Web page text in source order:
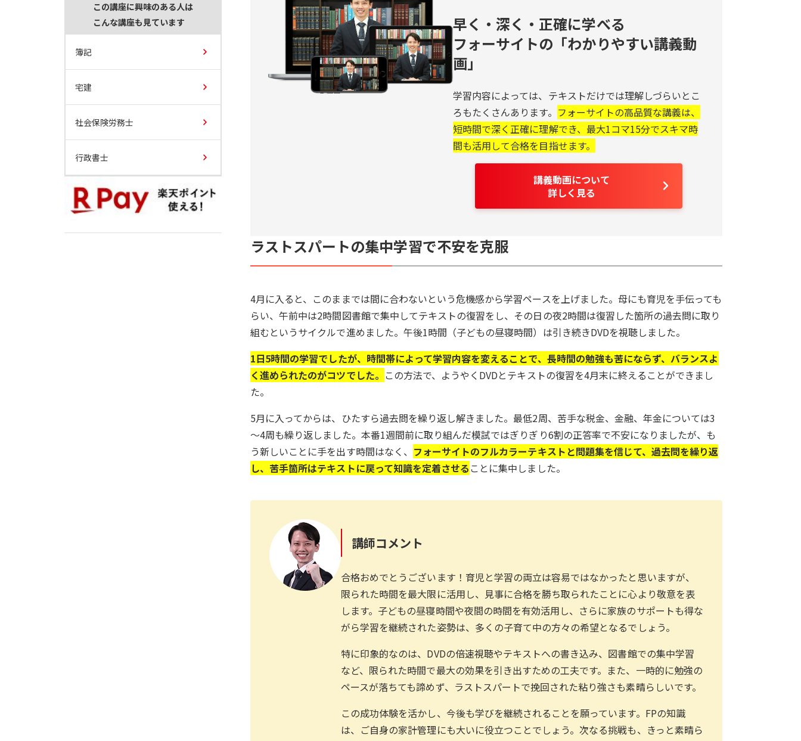
早く・深く・正確に学べる
フォーサイトの「わかりやすい講義動
画」
学習内容によっては、テキストだけでは理解しづらいとこ
ろもたくさんあります。 フォーサイトの高品質な講義は、
短時間で深く正確に理解でき、最大1コマ15分でスキマ時
間も活用して合格を目指せます。
講義動画について
詳しく見る
ラストスパートの集中学習で不安を克服
4月に入ると、このままでは間に合わないという危機感から学習ペースを上げました。母にも育児を手伝っても
らい、午前中は2時間図書館で集中してテキストの復習をし、その日の夜2時間は復習した箇所の過去問に取り
組むというサイクルで進めました。午後1時間（子どもの昼寝時間）は引き続きDVDを視聴しました。
1日5時間の学習でしたが、時間帯によって学習内容を変えることで、長時間の勉強も苦にならず、バランスよ
く進められたのがコツでした。 この方法で、ようやくDVDとテキストの復習を4月末に終えることができまし
た。
5月に入ってからは、ひたすら過去問を繰り返し解きました。最低2周、苦手な税金、金融、年金については3
～4周も繰り返しました。本番1週間前に取り組んだ模試ではぎりぎり6割の正答率で不安になりましたが、も
う新しいことに手を出す時間はなく、 フォーサイトのフルカラーテキストと問題集を信じて、過去問を繰り返
し、苦手箇所はテキストに戻って知識を定着させる ことに集中しました。
講師コメント
合格おめでとうございます！育児と学習の両立は容易ではなかったと思いますが、
限られた時間を最大限に活用し、見事に合格を勝ち取られたことに心より敬意を表
します。子どもの昼寝時間や夜間の時間を有効活用し、さらに家族のサポートも得な
がら学習を継続された姿勢は、多くの子育て中の方々の希望となるでしょう。
特に印象的なのは、DVDの倍速視聴やテキストへの書き込み、図書館での集中学習
など、限られた時間で最大の効果を引き出すための工夫です。また、一時的に勉強の
ペースが落ちても諦めず、ラストスパートで挽回された粘り強さも素晴らしいです。
この成功体験を活かし、今後も学びを継続されることを願っています。FPの知識
は、ご自身の家計管理にも大いに役立つことでしょう。次なる挑戦も、きっと素晴ら
この講座に興味のある人は
こんな講座も見ています
簿記
宅建
社会保険労務士
行政書士